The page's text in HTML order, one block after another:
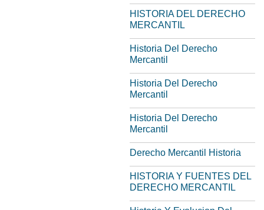
HISTORIA DEL DERECHO
MERCANTIL
Historia Del Derecho
Mercantil
Historia Del Derecho
Mercantil
Historia Del Derecho
Mercantil
Derecho Mercantil Historia
HISTORIA Y FUENTES DEL
DERECHO MERCANTIL